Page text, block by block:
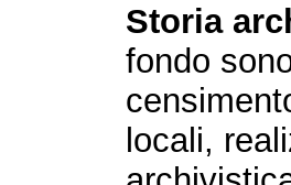
Storia
fondo
locali,